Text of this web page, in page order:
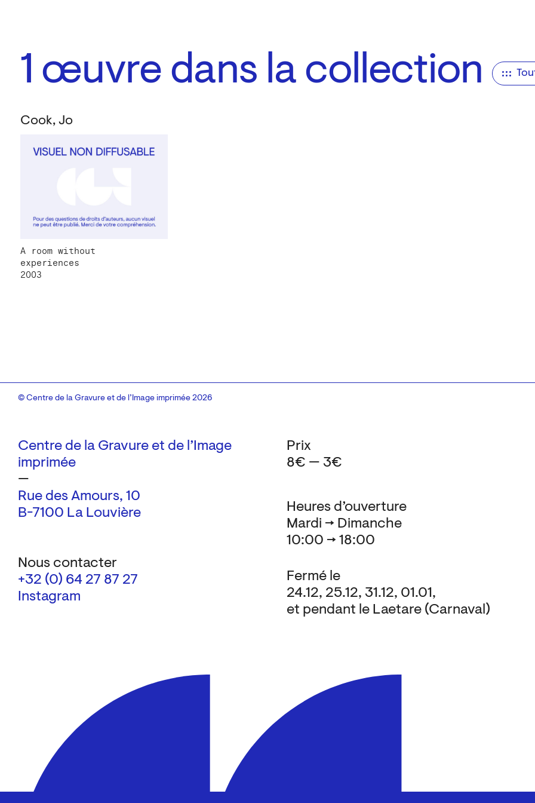
1 œuvre dans la collection
Cook, Jo
A room without
experiences
2003
Centre de la Gravure et de l’Image
imprimée
—
Rue des Amours, 10
B-7100 La Louvière
Nous contacter
+32 (0) 64 27 87 27
Instagram
Heures d’ouverture
Mardi → Dimanche
10:00 → 18:00
Fermé le
24.12, 25.12, 31.12, 01.01,
et pendant le Laetare (Carnaval)
Prix
8€ — 3€
© Centre de la Gravure et de l’Image imprimée 2026